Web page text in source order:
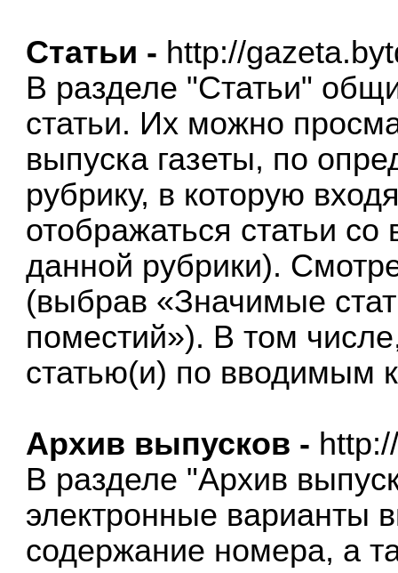
Статьи - http://
В разделе "Статьи"
статьи. Их можно
выпуска газеты, по
рубрику, в которую
отображаться статьи
данной рубрики).
(выбрав «Значимые
поместий»). В том
статью(и) по вводимым
Архив выпусков -
В разделе "Архив
электронные варианты
содержание номера, а